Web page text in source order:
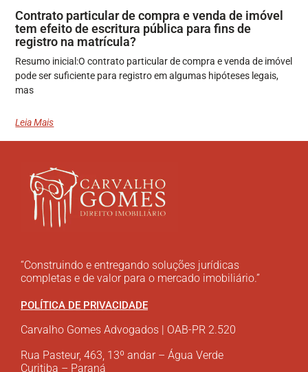
Contrato particular de compra e venda de imóvel
tem efeito de escritura pública para fins de
registro na matrícula?
Resumo inicial:O contrato particular de compra e venda de imóvel
pode ser suficiente para registro em algumas hipóteses legais,
mas
Leia Mais
“Construindo e entregando soluções jurídicas
completas e de valor para o mercado imobiliário.”
POLÍTICA DE PRIVACIDADE
Carvalho Gomes Advogados | OAB-PR 2.520
Rua Pasteur, 463, 13º andar – Água Verde
Curitiba – Paraná